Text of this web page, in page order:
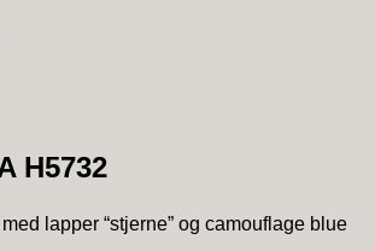
H5732
lapper “stjerne” og camouflage blue